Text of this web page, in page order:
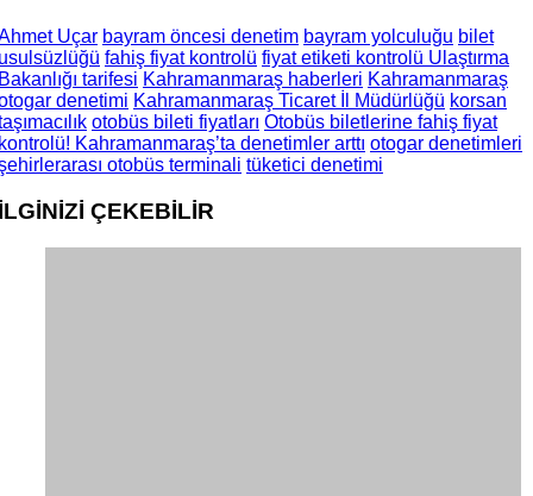
Uçar bayram öncesi denetim bayram yolculuğu bilet
fahiş fiyat kontrolü fiyat etiketi kontrolü Ulaştırma
tarifesi Kahramanmaraş haberleri Kahramanmaraş
denetimi Kahramanmaraş Ticaret İl Müdürlüğü korsan
otobüs bileti fiyatları Otobüs biletlerine fahiş fiyat
Kahramanmaraş’ta denetimler arttı otogar denetimleri
otobüs terminali tüketici denetimi
ÇEKEBİLİR